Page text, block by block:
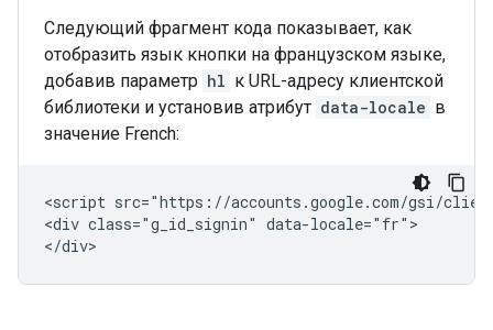
Следующий фрагмент кода показывает, как
отобразить язык кнопки на французском языке,
добавив параметр hl к URL-адресу клиентской
библиотеки и установив атрибут data-locale в
значение French:
<script src="https://accounts.google.com/gsi/
<div class="g_id_signin" data-locale="fr">